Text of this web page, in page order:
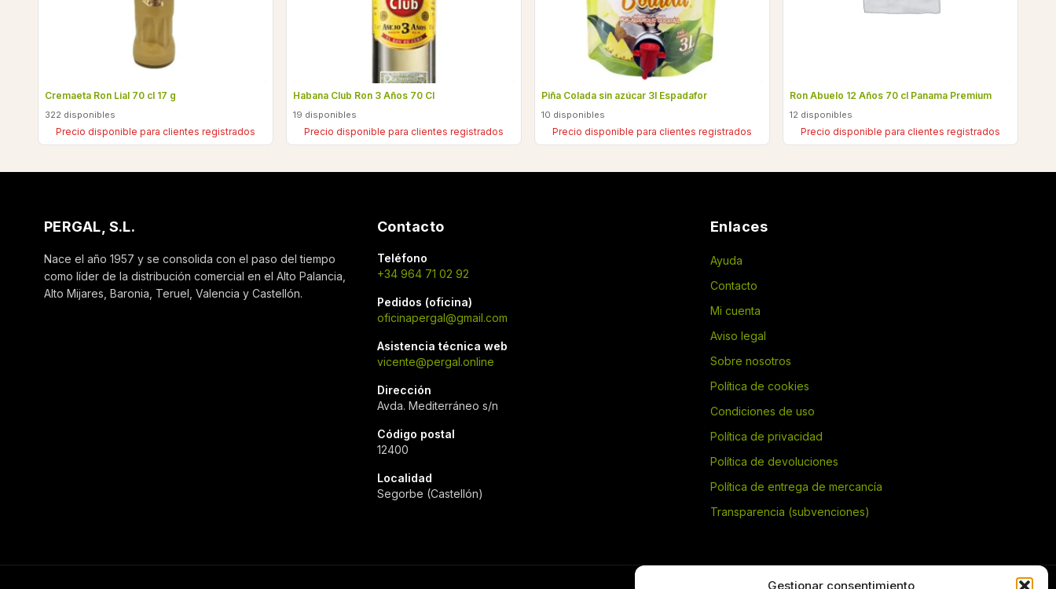
Gestionar consentimiento
Cremaeta Ron Lial 70 cl 17 g
322 disponibles
Precio disponible para clientes registrados
Habana Club Ron 3 Años 70 Cl
19 disponibles
Precio disponible para clientes registrados
Piña Colada sin azúcar 3l Espadafor
10 disponibles
Precio disponible para clientes registrados
Ron Abuelo 12 Años 70 cl Panama Premium
12 disponibles
Precio disponible para clientes registrados
PERGAL, S.L.
Nace el año 1957 y se consolida con el paso del tiempo
como líder de la distribución comercial en el Alto Palancia,
Alto Mijares, Baronia, Teruel, Valencia y Castellón.
Contacto
Teléfono
+34 964 71 02 92
Pedidos (oficina)
oficinapergal@gmail.com
Asistencia técnica web
vicente@pergal.online
Dirección
Avda. Mediterráneo s/n
Código postal
12400
Localidad
Segorbe (Castellón)
Enlaces
Ayuda
Contacto
Mi cuenta
Aviso legal
Sobre nosotros
Política de cookies
Condiciones de uso
Política de privacidad
Política de devoluciones
Política de entrega de mercancía
Transparencia (subvenciones)